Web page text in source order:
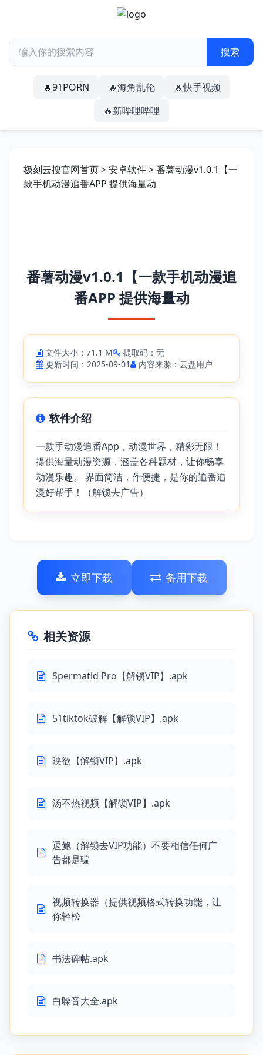
🔥91PORN 🔥海角乱伦
🔥快手视频
🔥新哔哩哔哩
极刻云搜官网首页>安卓软件> 番薯动漫v1.0.1【一
款手机动漫追番APP 提供海量动
番薯动漫v1.0.1【一款手机动漫追
番APP 提供海量动
文件大小：71.1 M
提取码：无
更新时间：2025-09-01
内容来源：云盘用户
软件介绍
一款手动漫追番App，动漫世界，精彩无限！
提供海量动漫资源，涵盖各种题材，让你畅享
动漫乐趣。 界面简洁，作便捷，是你的追番追
漫好帮手！（解锁去广告）
立即下载 备用下载
相关资源
Spermatid Pro【解锁VIP】.apk
51tiktok破解【解锁VIP】.apk
映欲【解锁VIP】.apk
汤不热视频【解锁VIP】.apk
逗鲍（解锁去VIP功能）不要相信任何广
告都是骗
视频转换器（提供视频格式转换功能，让
你轻松
书法碑帖.apk
白噪音大全.apk